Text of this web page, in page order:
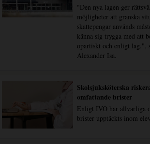
"Den nya lagen ger
möjligheter att granska
skattepengar används
känna sig trygga med att
opartiskt och enligt lag.",
Alexander Isa.
Skolsjuksköterska
omfattande brister
Enligt IVO har allvarliga
brister upptäckts inom